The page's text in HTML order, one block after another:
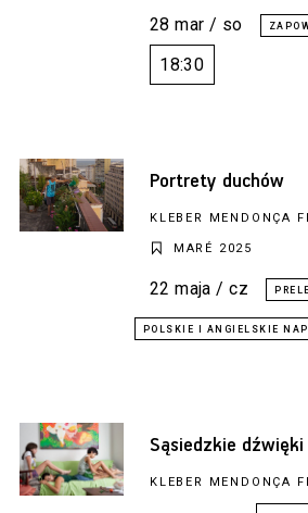
28 mar / so
18:30
Portrety duchów
KLEBER MENDONÇA
MARÉ 2025
22 maja / cz
Sąsiedzkie dźwięki
KLEBER MENDONÇA